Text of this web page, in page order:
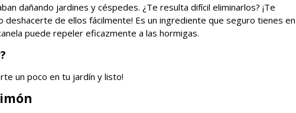
dañando jardines y céspedes. ¿Te resulta difícil eliminarlos? ¡Te
deshacerte de ellos fácilmente! Es un ingrediente que seguro tienes en
puede repeler eficazmente a las hormigas.
un poco en tu jardín y listo!